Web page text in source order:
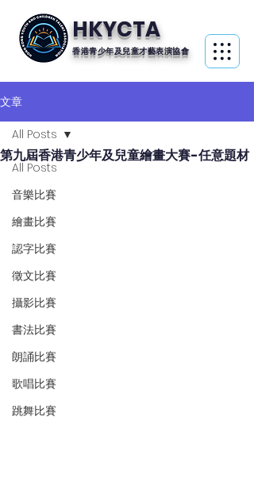
HKYCTA
香港青少年及兒童才藝表演協會
文章
All Posts
音樂比賽
繪畫比賽
認字比賽
徵文比賽
攝影比賽
書法比賽
朗誦比賽
歌唱比賽
跳舞比賽
All Posts
第九屆香港青少年及兒童繪畫大賽-任意題材